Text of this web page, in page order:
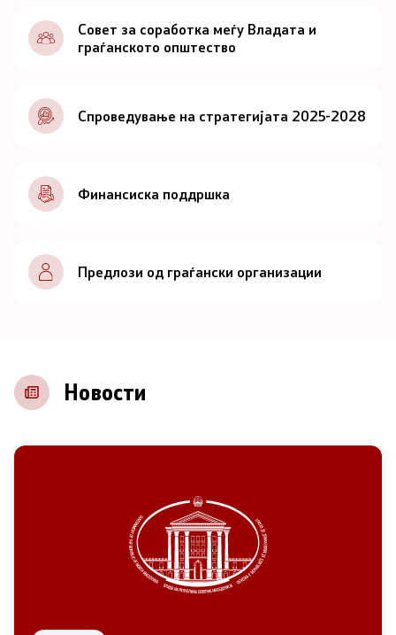
Документи
Совет
За советот
Документи
Записници и дневни редови од седниците на
Советот
Контакт
Основање на здружение
Совет за соработка меѓу Владата и
граѓанското општество
Спроведување на стратегијата 2025-2028
Финансиска поддршка
Предлози од граѓански организации
Новости